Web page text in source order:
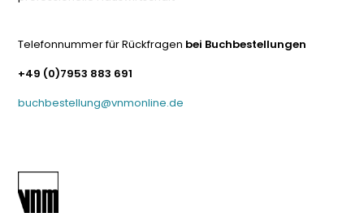
Telefonnummer für Rückfragen bei Buchbestellungen
+49 (0)7953 883 691
buchbestellung@vnmonline.de